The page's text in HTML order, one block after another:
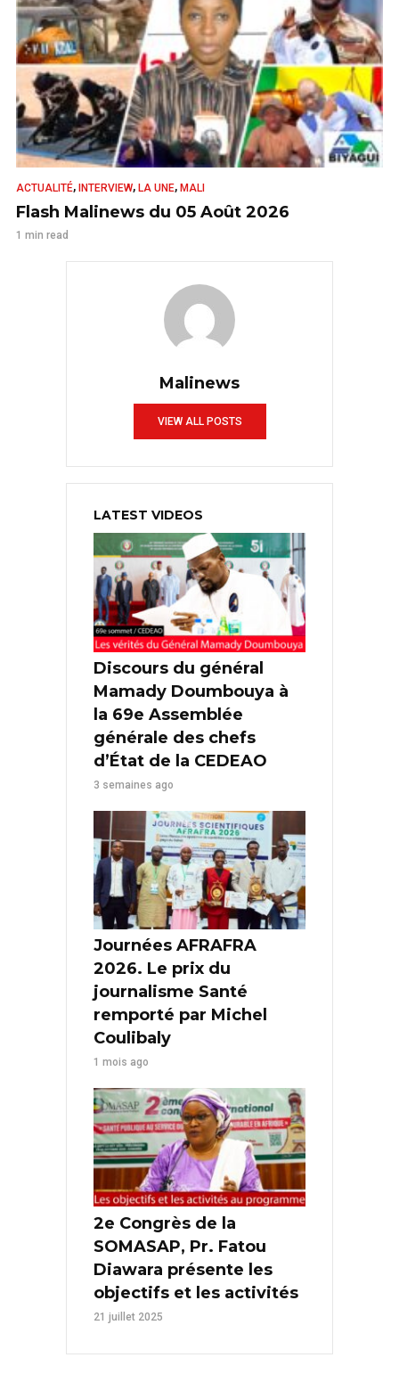
ACTUALITÉ, INTERVIEW, LA UNE, MALI
Flash Malinews du 05 Août 2026
1 min read
Malinews
VIEW ALL POSTS
LATEST VIDEOS
Discours du général
Mamady Doumbouya à
la 69e Assemblée
générale des chefs
d’État de la CEDEAO
3 semaines ago
Journées AFRAFRA
2026. Le prix du
journalisme Santé
remporté par Michel
Coulibaly
1 mois ago
2e Congrès de la
SOMASAP, Pr. Fatou
Diawara présente les
objectifs et les activités
21 juillet 2025